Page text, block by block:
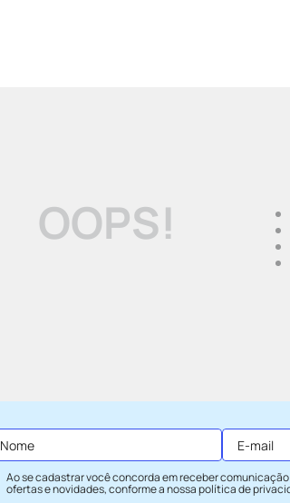
OOPS!
Ao se cadastrar você concorda em receber
ofertas e novidades, conforme a nossapolítica de